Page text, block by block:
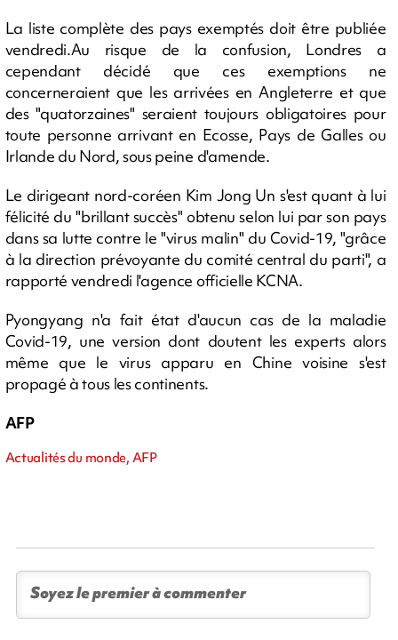
La liste complète des pays exemptés doit être publiée
vendredi.Au risque de la confusion, Londres a
cependant décidé que ces exemptions ne
concerneraient que les arrivées en Angleterre et que
des "quatorzaines" seraient toujours obligatoires pour
toute personne arrivant en Ecosse, Pays de Galles ou
Irlande du Nord, sous peine d'amende.
Le dirigeant nord-coréen Kim Jong Un s'est quant à lui
félicité du "brillant succès" obtenu selon lui par son pays
dans sa lutte contre le "virus malin" du Covid-19, "grâce
à la direction prévoyante du comité central du parti", a
rapporté vendredi l'agence officielle KCNA.
Pyongyang n'a fait état d'aucun cas de la maladie
Covid-19, une version dont doutent les experts alors
même que le virus apparu en Chine voisine s'est
propagé à tous les continents.
AFP
Actualités du monde, AFP